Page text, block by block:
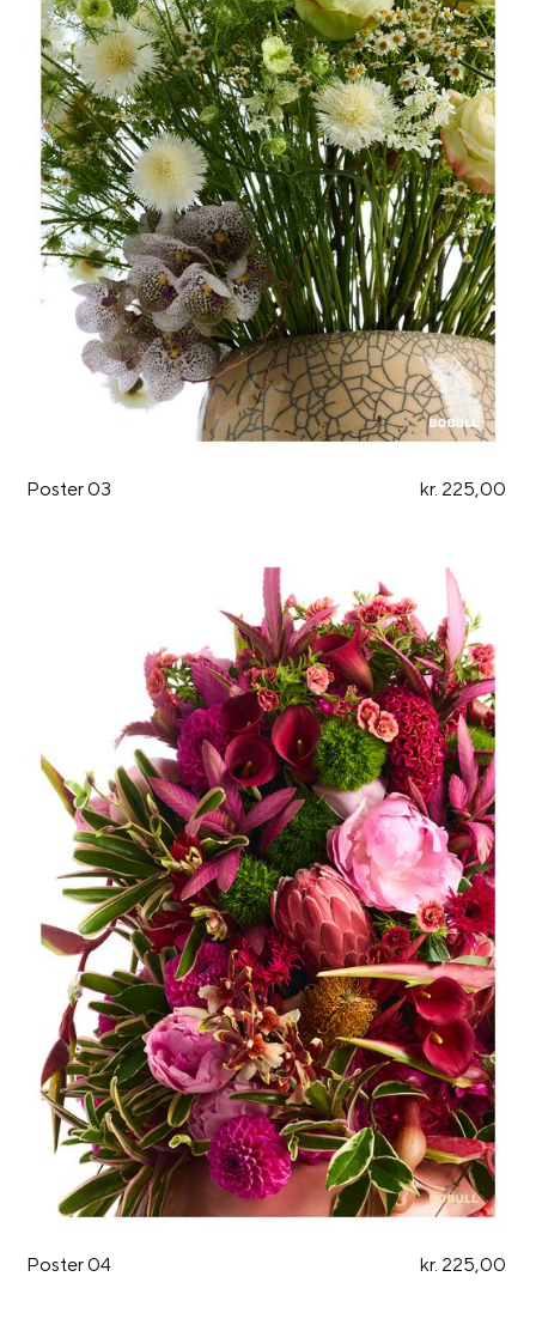
Poster 03 kr. 225,00
Poster 04 kr. 225,00